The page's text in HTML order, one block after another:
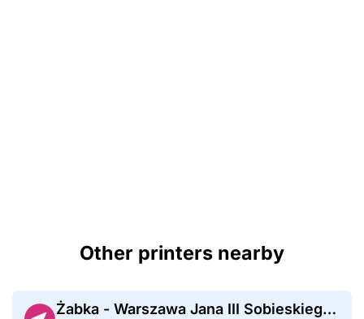
Other printers nearby
Żabka - Warszawa Jana III Sobieskiego 60